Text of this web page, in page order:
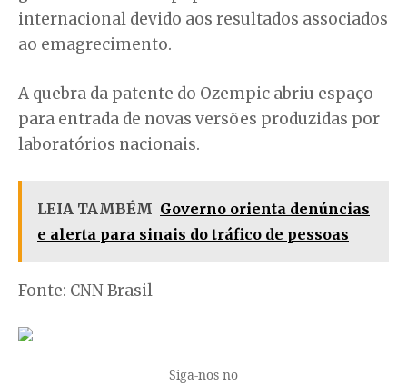
internacional devido aos resultados associados
ao emagrecimento.
A quebra da patente do Ozempic abriu espaço
para entrada de novas versões produzidas por
laboratórios nacionais.
LEIA TAMBÉM Governo orienta denúncias
e alerta para sinais do tráfico de pessoas
Fonte: CNN Brasil
Siga-nos no